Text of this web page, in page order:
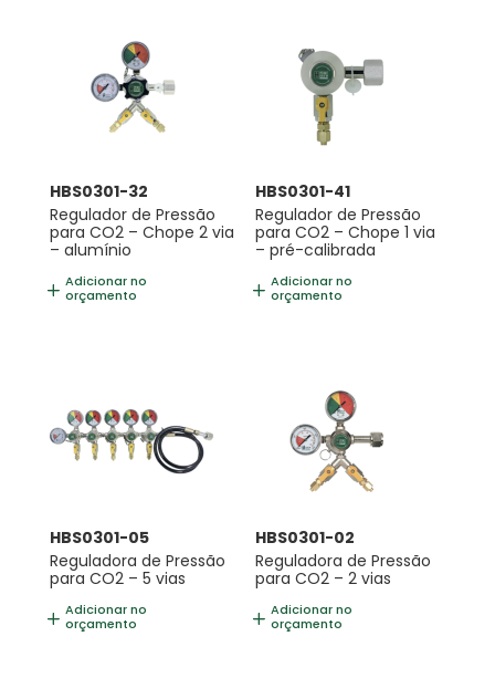
HBS0301-32
Regulador de Pressão
para CO2 – Chope 2 via
– alumínio
Adicionar no
orçamento
HBS0301-41
Regulador de Pressão
para CO2 – Chope 1 via
– pré-calibrada
Adicionar no
orçamento
HBS0301-05
Reguladora de Pressão
para CO2 – 5 vias
Adicionar no
orçamento
HBS0301-02
Reguladora de Pressão
para CO2 – 2 vias
Adicionar no
orçamento